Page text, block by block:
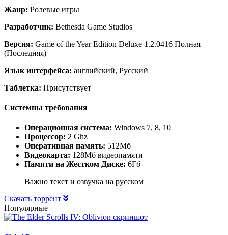
Жанр: Ролевые игры
Разработчик: Bethesda Game Studios
Версия: Game of the Year Edition Deluxe 1.2.0416 Полная
(Последняя)
Язык интерфейса: английский, Русский
Таблетка: Присутствует
Системны требования
Операционная система: Windows 7, 8, 10
Процессор: 2 Ghz
Оперативная память: 512Мб
Видеокарта: 128Мб видеопамяти
Памяти на Жестком Диске: 6Гб
Важно текст и озвучка на русском
Скачать торрент
Популярные